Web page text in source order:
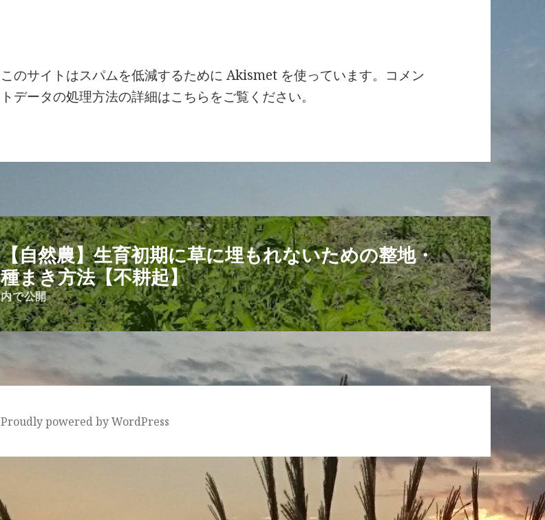
このサイトはスパムを低減するために Akismet を使っています。
コメン
トデータの処理方法の詳細はこちらをご覧ください。
【自然農】生育初期に草に埋もれないための整地・
種まき方法【不耕起】
内で公開
Proudly powered by WordPress